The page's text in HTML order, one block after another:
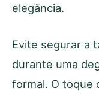
elegância.
Evite segurar a
durante uma
formal. O toque